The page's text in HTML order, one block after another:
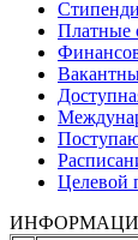
Платные
Целевой